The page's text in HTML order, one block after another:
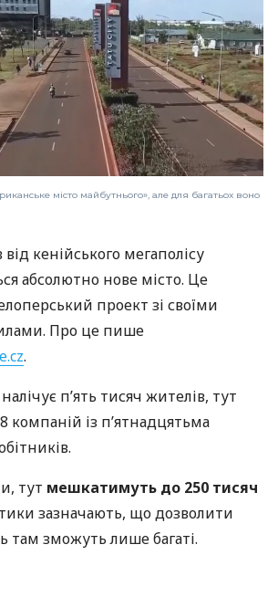
місто майбутнього», але для багатьох воно
від кенійського мегаполісу
абсолютно нове місто. Це
проект зі своїми
Про це пише
.
налічує п’ять тисяч жителів, тут
компаній із п’ятнадцятьма
тут мешкатимуть до 250 тисяч
зазначають, що дозволити
там зможуть лише багаті.